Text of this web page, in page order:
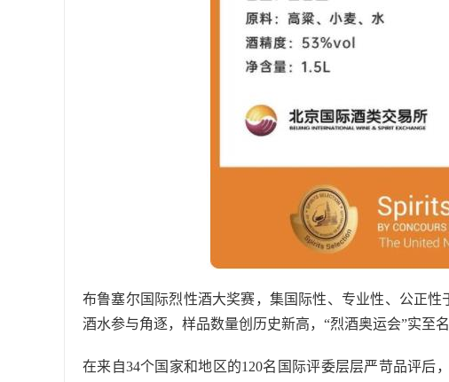
布鲁塞尔国际烈性酒大奖赛，集国际性、专业性、公正
酒水参与角逐，样品数量创历史新高，“烈酒奥运会”实至名
在来自34个国家和地区的120名国际评委层层严苛品评后